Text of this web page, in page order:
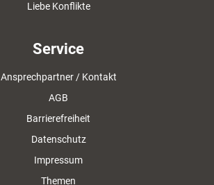
Liebe Konflikte
Service
Ansprechpartner / Kontakt
AGB
Barrierefreiheit
Datenschutz
Impressum
Themen